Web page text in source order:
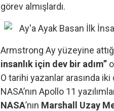
görev almışlardı.
Armstrong Ay yüzeyine attığı
insanlık için dev bir adım’’
O tarihi yazanlar arasında
NASA’nın Apollo 11
NASA’nın Marshall Uzay